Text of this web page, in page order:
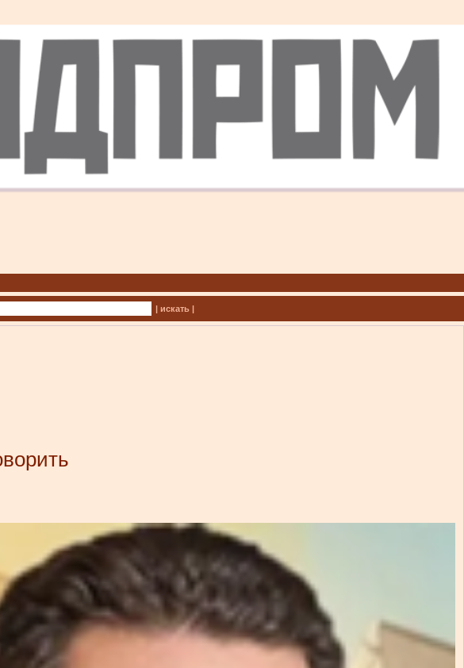
| искать |